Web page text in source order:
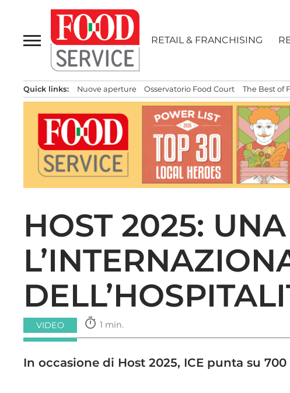
contenuto
RETAIL & FRANCHISING
Quick links: Nuove aperture Osservatorio Food Court The Best of
HOST 2025:
VIDEO timer 1 min.
In occasione di Host 2025, ICE punta su